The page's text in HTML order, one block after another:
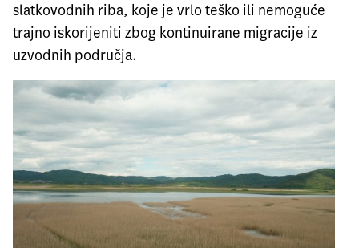
slatkovodnih riba, koje je vrlo teško ili nemoguće
trajno iskorijeniti zbog kontinuirane migracije iz
uzvodnih područja.